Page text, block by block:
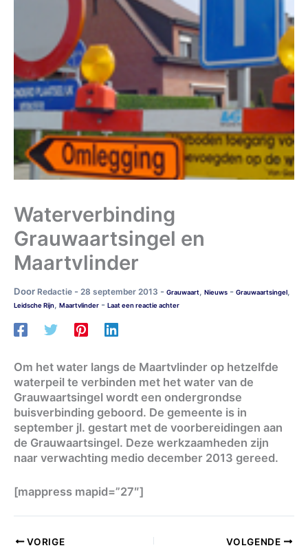
Waterverbinding
Grauwaartsingel en
Maartvlinder
Door Redactie - 28 september 2013 - Grauwaart, Nieuws - Grauwaartsingel,
Leidsche Rijn, Maartvlinder - Laat een reactie achter
Om het water langs de Maartvlinder op hetzelfde
waterpeil te verbinden met het water van de
Grauwaartsingel wordt een ondergrondse
buisverbinding geboord. De gemeente is in
september jl. gestart met de voorbereidingen aan
de Grauwaartsingel. Deze werkzaamheden zijn
naar verwachting medio december 2013 gereed.
[mappress mapid=”27″]
VORIGE VOLGENDE